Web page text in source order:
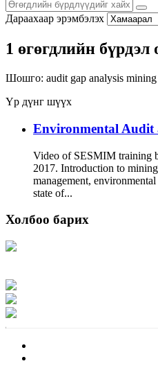
Дараахаар эрэмбэлэх
1 өгөгдлийн бүрдэл
Шошго: audit gap analysis mining
Үр дүнг шүүх
Environmental Audit
Video of SESMIM training
2017. Introduction to
management,
state of...
Холбоо барих